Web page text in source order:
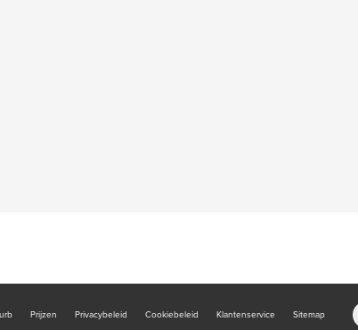
Prijzen Privacybeleid Cookiebeleid Klantenservice Sitemap